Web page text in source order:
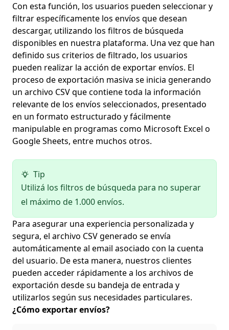
Con esta función, los usuarios pueden seleccionar y
filtrar específicamente los envíos que desean
descargar, utilizando los filtros de búsqueda
disponibles en nuestra plataforma. Una vez que han
definido sus criterios de filtrado, los usuarios
pueden realizar la acción de exportar envíos. El
proceso de exportación masiva se inicia generando
un archivo CSV que contiene toda la información
relevante de los envíos seleccionados, presentado
en un formato estructurado y fácilmente
manipulable en programas como Microsoft Excel o
Google Sheets, entre muchos otros.
Tip
Utilizá los filtros de búsqueda para no superar
el máximo de 1.000 envíos.
Para asegurar una experiencia personalizada y
segura, el archivo CSV generado se envía
automáticamente al email asociado con la cuenta
del usuario. De esta manera, nuestros clientes
pueden acceder rápidamente a los archivos de
exportación desde su bandeja de entrada y
utilizarlos según sus necesidades particulares.
¿Cómo exportar envíos?